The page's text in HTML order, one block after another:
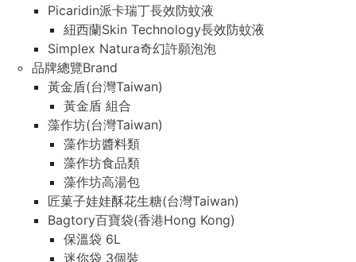
Picaridin派卡瑞丁長效防蚊液
紐西蘭Skin Technology長效防蚊液
Simplex Natura奇幻許願泡泡
品牌總覽Brand
黃金盾(台灣Taiwan)
黃金盾 組合
藻作坊(台灣Taiwan)
藻作坊醬料類
藻作坊食品類
藻作坊高湯包
匠菓子娃娃酥花生糖(台灣Taiwan)
Bagtory百寶袋(香港Hong Kong)
保溫袋 6L
迷你袋 3個裝